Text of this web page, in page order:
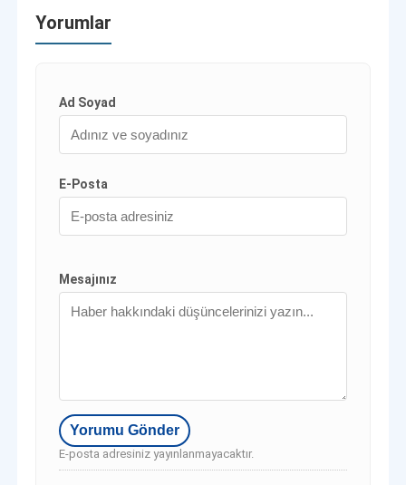
Yorumlar
Ad Soyad
E-Posta
Mesajınız
E-posta adresiniz yayınlanmayacaktır.